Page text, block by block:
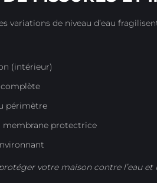
variations de niveau d’eau
(intérieur)
périmètre
membrane protectrice
votre maison contre l’eau et